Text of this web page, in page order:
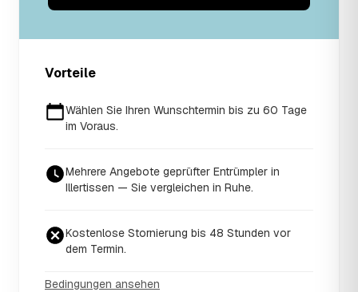
Vorteile
Wählen Sie Ihren Wunschtermin bis zu 60 Tage
im Voraus.
Mehrere Angebote geprüfter Entrümpler in
Illertissen — Sie vergleichen in Ruhe.
Kostenlose Stornierung bis 48 Stunden vor
dem Termin.
Bedingungen ansehen